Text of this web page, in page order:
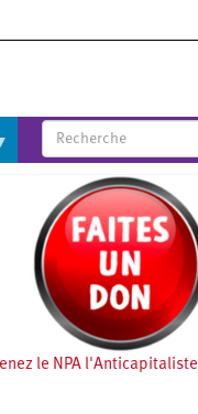
le NPA l'Anticapitaliste